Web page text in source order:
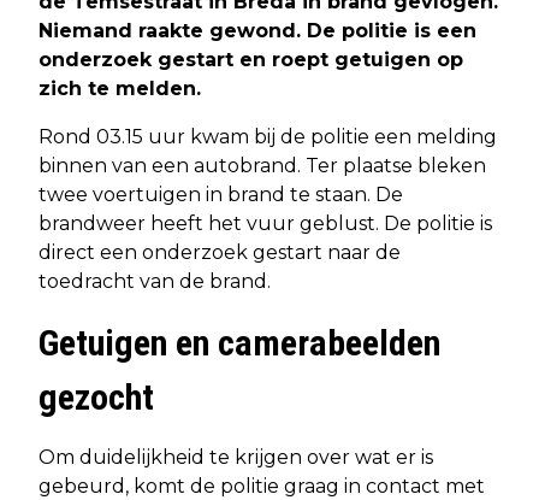
Niemand raakte gewond. De politie is een
onderzoek gestart en roept getuigen op
zich te melden.
Rond 03.15 uur kwam bij de politie een melding
binnen van een autobrand. Ter plaatse bleken
twee voertuigen in brand te staan. De
brandweer heeft het vuur geblust. De politie is
direct een onderzoek gestart naar de
toedracht van de brand.
Getuigen en camerabeelden
gezocht
Om duidelijkheid te krijgen over wat er is
gebeurd, komt de politie graag in contact met